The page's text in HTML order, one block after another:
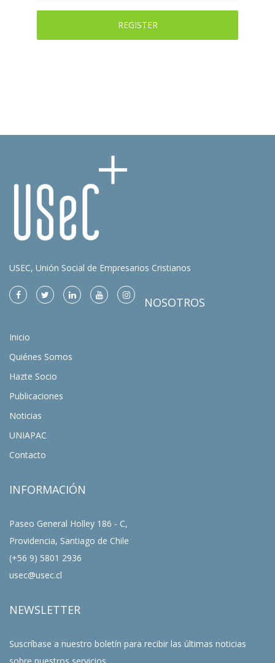
USEC, Unión Social de Empresarios Cristianos
NOSOTROS
Inicio
Quiénes Somos
Hazte Socio
Publicaciones
Noticias
UNIAPAC
Contacto
INFORMACIÓN
Paseo General Holley 186 - C,
Providencia, Santiago de Chile
(+56 9) 5801 2936
usec@usec.cl
NEWSLETTER
Suscríbase a nuestro boletín para recibir las últimas noticias